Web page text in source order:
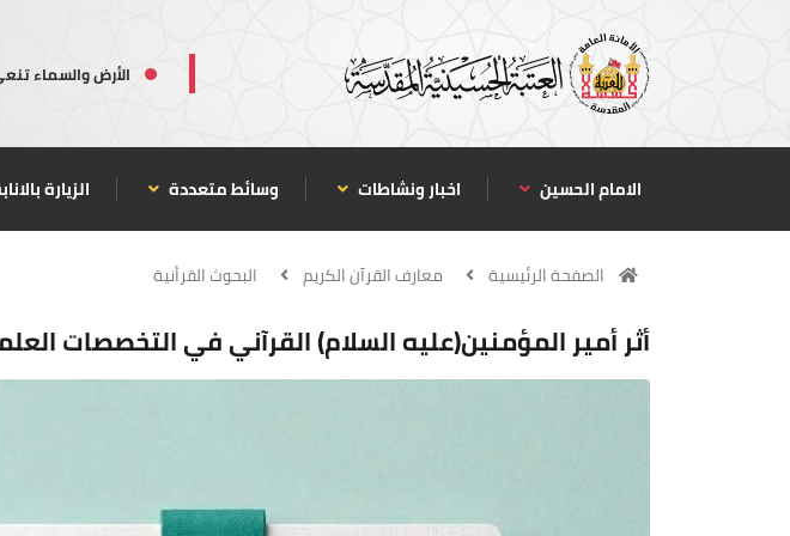
الأرض والسماء
الامام الحسين اخبار ونشاطات وسائط متعددة الزيارة
الصفحة الرئيسية معارف القرآن الكريم البحوث القرأنية
أثر أمير المؤمنين(عليه السلام) القرآني في التخصصات